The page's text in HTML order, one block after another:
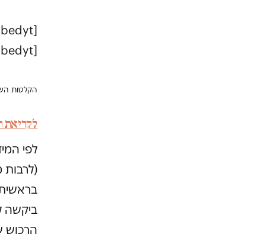
הקלטות
לקריאת
לפי
(לרבות
ביקשה
הרכוש